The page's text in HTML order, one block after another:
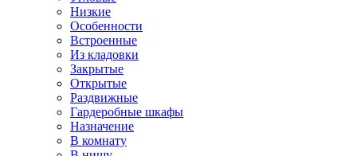
Низкие
Особенности
Встроенные
Из кладовки
Закрытые
Открытые
Раздвижные
Гардеробные шкафы
Назначение
В комнату